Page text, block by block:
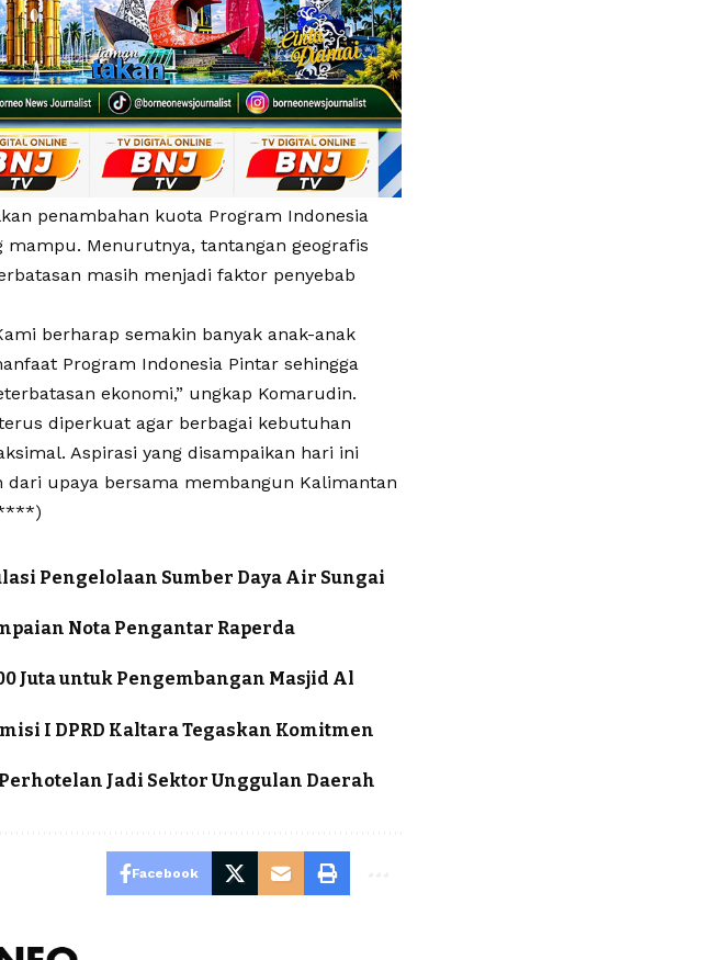
penambahan kuota Program Indonesia
Menurutnya, tantangan geografis
masih menjadi faktor penyebab
berharap semakin banyak anak-anak
Program Indonesia Pintar sehingga
ekonomi,” ungkap Komarudin.
terus diperkuat agar berbagai kebutuhan
Aspirasi yang disampaikan hari ini
upaya bersama membangun Kalimantan
Pengelolaan Sumber Daya Air Sungai
Nota Pengantar Raperda
Juta untuk Pengembangan Masjid Al
I DPRD Kaltara Tegaskan Komitmen
Jadi Sektor Unggulan Daerah
Facebook